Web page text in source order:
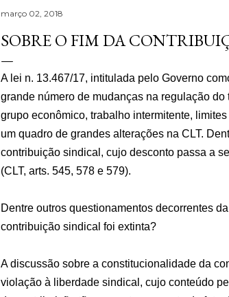
março 02, 2018
SOBRE O FIM DA
A lei n. 13.467/17, intitulada pelo Governo
grande número de mudanças na regulação
grupo econômico, trabalho intermitente,
um quadro de grandes alterações na CLT.
contribuição sindical, cujo desconto passa a
(CLT, arts. 545, 578 e 579).
Dentre outros questionamentos decorrentes
contribuição sindical foi extinta?
A discussão sobre a constitucionalidade da
violação à liberdade sindical, cujo conteúdo